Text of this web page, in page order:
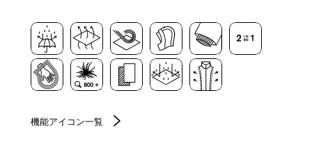
機能アイコン一覧